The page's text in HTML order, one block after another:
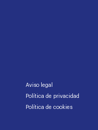
Aviso legal
Política de privacidad
Política de cookies